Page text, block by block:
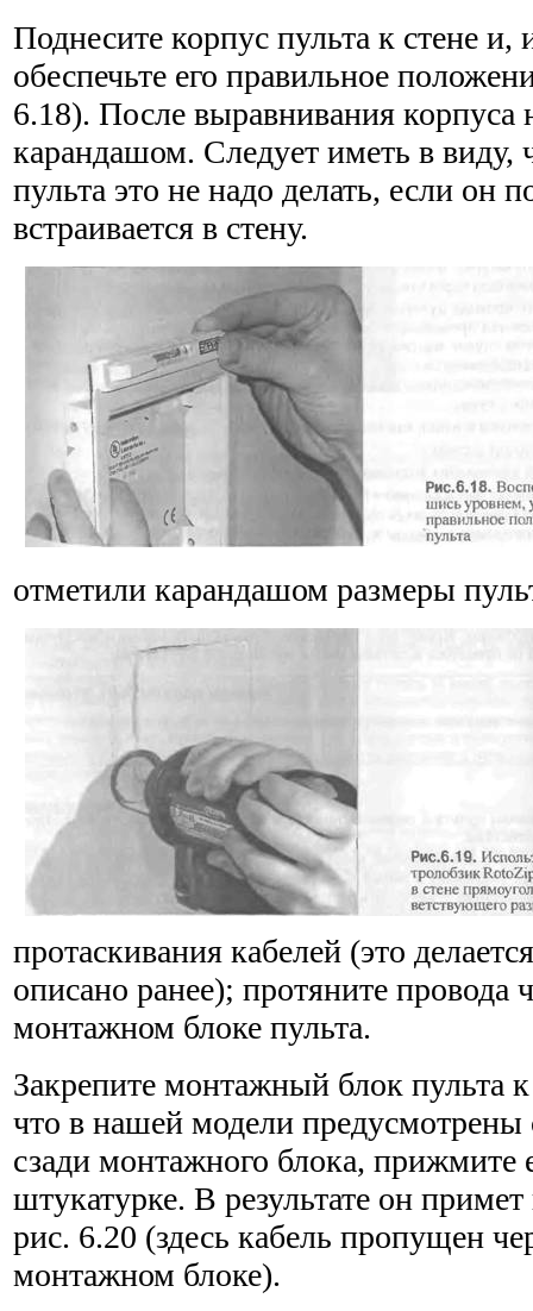
Поднесите корпус пульта к стене и,
обеспечьте его пра­вильное
6.18). После выравнивания корпуса
карандашом. Следует иметь в виду,
пульта это не надо делать, если он
встраивается в стену.
отметили карандашом размеры
протаскивания кабелей (это
описано ранее); протяните провода
монтажном блоке пульта.
Закрепите монтажный блок пульта
что в нашей модели
сзади монтажного блока, прижмите
штукатурке. В результате он
рис. 6.20 (здесь кабель пропущен
монтажном блоке).